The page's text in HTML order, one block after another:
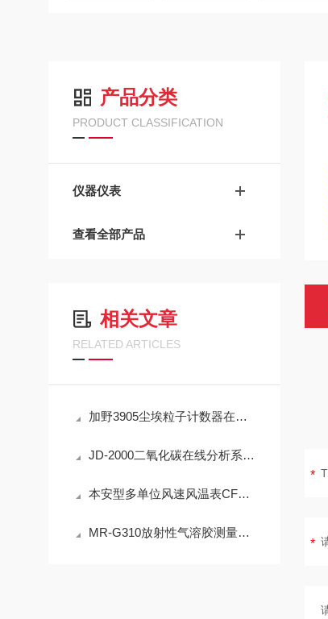
产品分类
PRODUCT CLASSIFICATION
仪器仪表
查看全部产品
相关文章
RELATED ARTICLES
加野3905尘埃粒子计数器在洁净室监测中的实用技术解析
JD-2000二氧化碳在线分析系统技术详解
本安型多单位风速风温表CFD25(A)简介
MR-G310放射性气溶胶测量仪：IP65防护与-40℃~+50℃宽温工作能力